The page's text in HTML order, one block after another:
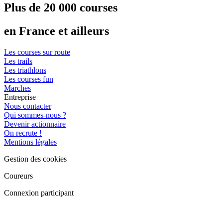
Plus de 20 000 courses
en France et ailleurs
Les courses sur route
Les trails
Les triathlons
Les courses fun
Marches
Entreprise
Nous contacter
Qui sommes-nous ?
Devenir actionnaire
On recrute !
Mentions légales
Gestion des cookies
Coureurs
Connexion participant